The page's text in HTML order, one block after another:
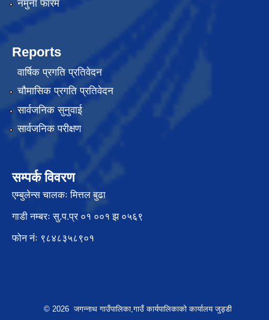
नमुना फारम
Reports
वार्षिक प्रगति प्रतिवेदन
चौमासिक प्रगति प्रतिवेदन
सार्वजनिक सुनुवाई
सार्वजनिक परीक्षण
सम्पर्क विवरण
एम्बुलेन्स चालकः मित्तल बुढा
गाडी नम्बरः सु.प.प्र ०१ ००१ झ ०५६९
फोन नंः ९८४८३५८९०१
© 2026 जगन्नाथ गाउँपालिका,गाउँ कार्यपालिकाको कार्यालय जुड्डी